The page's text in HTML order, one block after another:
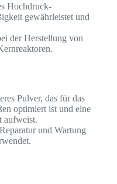
Hochdruck-
gewährleistet und
der Herstellung von
Pulver, das für das
optimiert ist und eine
aufweist.
und Wartung